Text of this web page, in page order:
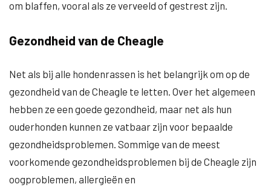
om blaffen, vooral als ze verveeld of gestrest zijn.
Gezondheid van de Cheagle
Net als bij alle hondenrassen is het belangrijk om op de
gezondheid van de Cheagle te letten. Over het algemeen
hebben ze een goede gezondheid, maar net als hun
ouderhonden kunnen ze vatbaar zijn voor bepaalde
gezondheidsproblemen. Sommige van de meest
voorkomende gezondheidsproblemen bij de Cheagle zijn
oogproblemen, allergieën en